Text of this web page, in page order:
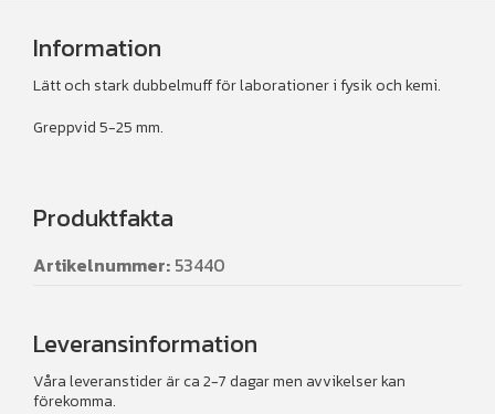
Information
Lätt och stark dubbelmuff för laborationer i fysik och kemi.
Greppvid 5-25 mm.
Produktfakta
Artikelnummer: 53440
Leveransinformation
Våra leveranstider är ca 2-7 dagar men avvikelser kan
förekomma.